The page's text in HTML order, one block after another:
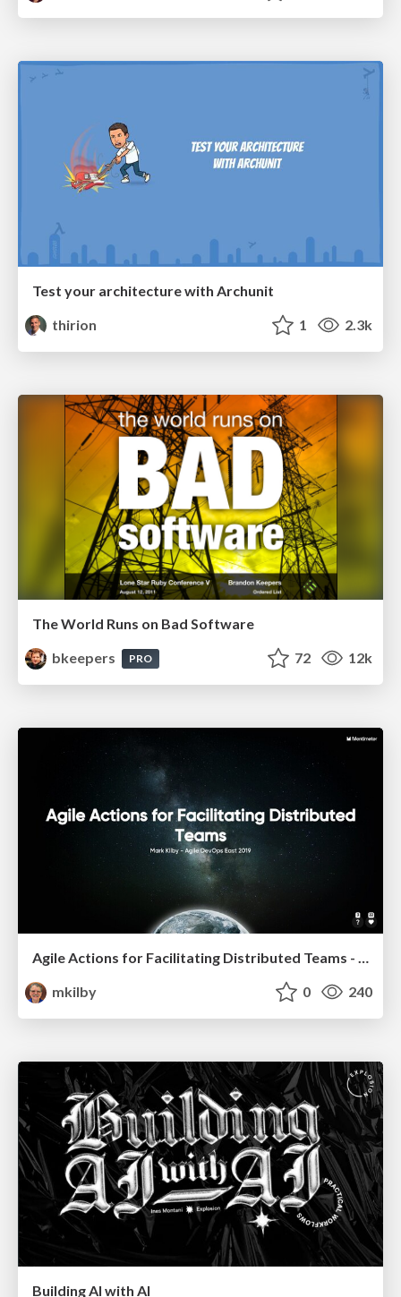
Test your architecture with Archunit
thirion
1 2.3k
The World Runs on Bad Software
bkeepers
PRO 72 12k
mkilby
0 240
Building AI with AI